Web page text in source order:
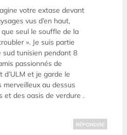
votre extase devant
vus d’en haut,
seul le souffle de la
». Je suis partie
sud tunisien pendant 8
passionnés de
d’ULM et je garde le
merveilleux au dessus
et des oasis de verdure .
RÉPONDRE